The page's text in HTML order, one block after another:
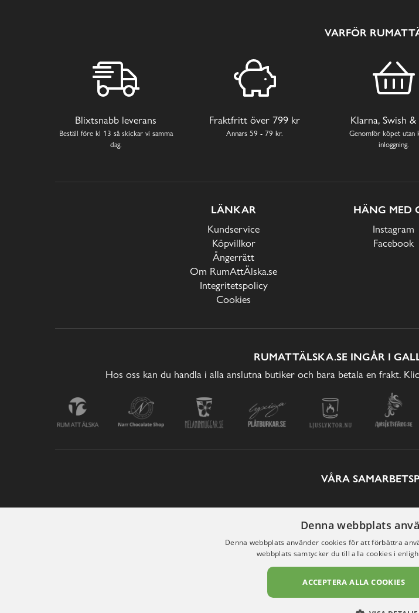
VARFÖR
Blixtsnabb leverans
Beställ före kl 13 så skickar vi samma
dag.
Fraktfritt över 799 kr
Annars 59 - 79 kr.
Klarna, Swish
Genomför köpet utan
inloggning.
LÄNKAR
Kundservice
Köpvillkor
Ångerrätt
Om RumAttÄlska.se
Integritetspolicy
Cookies
HÄNG MED
Instagram
Facebook
RUMATTÄLSKA.SE INGÅR I
Hos oss kan du handla i alla anslutna butiker och bara betala en frakt.
VÅRA
Denna webbplats
Denna webbplats använder cookies för att förbättra
webbplats samtycker du till alla cookies i
ACCEPTERA ALLA COOKIES